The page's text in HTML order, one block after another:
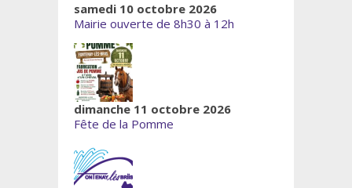
samedi 10 octobre 2026
Mairie ouverte de 8h30 à 12h
dimanche 11 octobre 2026
Fête de la Pomme